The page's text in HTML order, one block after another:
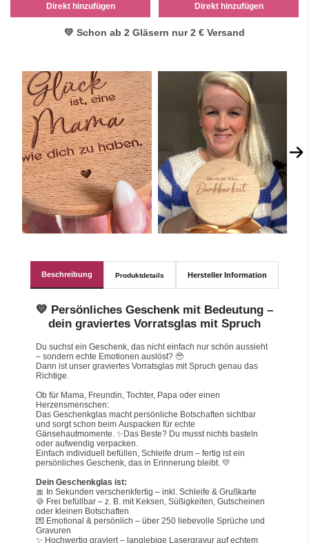
Direkt hinzufügen Direkt hinzufügen
💛 Schon ab 2 Gläsern nur 2 € Versand
Beschreibung Produktdetails Hersteller Information
💛 Persönliches Geschenk mit Bedeutung –
dein graviertes Vorratsglas mit Spruch
Du suchst ein Geschenk, das nicht einfach nur schön aussieht
– sondern echte Emotionen auslöst? 🥹
Dann ist unser graviertes Vorratsglas mit Spruch genau das
Richtige.
Ob für Mama, Freundin, Tochter, Papa oder einen
Herzensmenschen:
Das Geschenkglas macht persönliche Botschaften sichtbar
und sorgt schon beim Auspacken für echte
Gänsehautmomente. ✨Das Beste? Du musst nichts basteln
oder aufwendig verpacken.
Einfach individuell befüllen, Schleife drum – fertig ist ein
persönliches Geschenk, das in Erinnerung bleibt. 💛
Dein Geschenkglas ist:
🎀 In Sekunden verschenkfertig – inkl. Schleife & Grußkarte
🍪 Frei befüllbar – z. B. mit Keksen, Süßigkeiten, Gutscheinen
oder kleinen Botschaften
💌 Emotional & persönlich – über 250 liebevolle Sprüche und
Gravuren
✨ Hochwertig graviert – langlebige Lasergravur auf echtem